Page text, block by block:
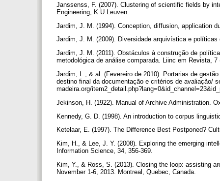
Janssenss, F. (2007). Clustering of scientific fields by
Engineering, K.U.Leuven.
Jardim, J. M. (1994). Conception, diffusion, application
Jardim, J. M. (2009). Diversidade arquivística e
Jardim, J. M. (2011). Obstáculos à construção de
metodológica de análise comparada. Liinc em Revista,
Jardim, L., & al. (Fevereiro de 2010). Portarias de
destino final da documentação e critérios de avaliação/
madeira.org/
Jekinson, H. (1922). Manual of Archive Administration.
Kennedy, G. D. (1998). An introduction to corpus
Ketelaar, E. (1997). The Difference Best Postponed?
Kim, H., & Lee, J. Y. (2008). Exploring the emerging
Information Science, 34, 356-369.
Kim, Y., & Ross, S. (2013). Closing the loop: assisting
November 1-6, 2013. Montreal, Quebec, Canada.